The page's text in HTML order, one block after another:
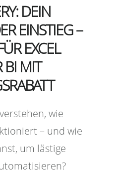
DEIN
EINSTIEG –
EXCEL
BI MIT
wie
– und wie
um lästige